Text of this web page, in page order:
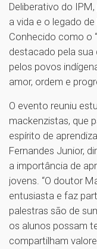
Deliberativo do
a vida e o legado
Conhecido como o
destacado pela sua
pelos povos
amor, ordem e
O evento reuniu
mackenzistas, que
espírito de
Fernandes Junior,
a importância de
jovens. “O doutor
entusiasta e faz
palestras são de
os alunos possam
compartilham